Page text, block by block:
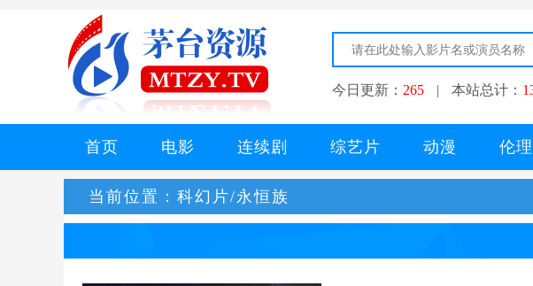
今日更新： 265 | 本站总计：
首页 电影 连续剧 综艺片 动漫 伦
当前位置： 科幻片/永恒族